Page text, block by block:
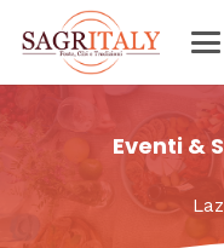
Eventi &